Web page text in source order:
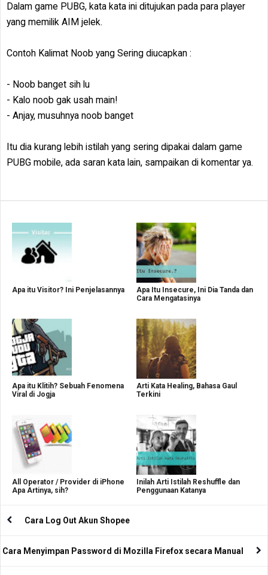
Dalam game PUBG, kata kata ini ditujukan pada para player
yang memilik AIM jelek.
Contoh Kalimat Noob yang Sering diucapkan :
- Noob banget sih lu
- Kalo noob gak usah main!
- Anjay, musuhnya noob banget
Itu dia kurang lebih istilah yang sering dipakai dalam game
PUBG mobile, ada saran kata lain, sampaikan di komentar ya.
Apa itu Visitor? Ini Penjelasannya
Apa Itu Insecure, Ini Dia Tanda dan
Cara Mengatasinya
Apa itu Klitih? Sebuah Fenomena
Viral di Jogja
Arti Kata Healing, Bahasa Gaul
Terkini
All Operator / Provider di iPhone
Apa Artinya, sih?
Inilah Arti Istilah Reshuffle dan
Penggunaan Katanya
Cara Log Out Akun Shopee
Cara Menyimpan Password di Mozilla Firefox secara Manual